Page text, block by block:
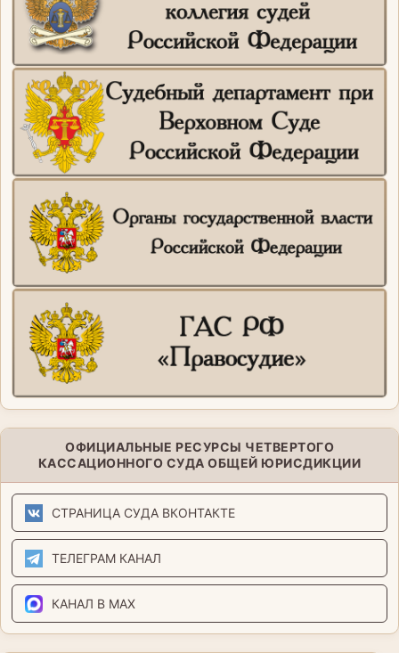
ОФИЦИАЛЬНЫЕ РЕСУРСЫ ЧЕТВЕРТОГО
КАССАЦИОННОГО СУДА ОБЩЕЙ ЮРИСДИКЦИИ
СТРАНИЦА СУДА ВКОНТАКТЕ
ТЕЛЕГРАМ КАНАЛ
КАНАЛ В MAX